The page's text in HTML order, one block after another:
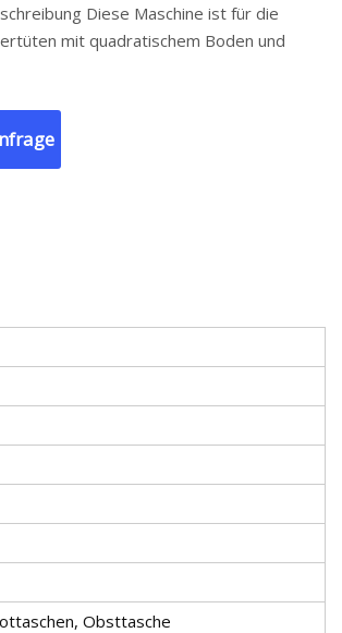
Diese Maschine ist für die
mit quadratischem Boden und
Obsttasche